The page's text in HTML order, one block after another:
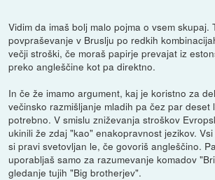
Vidim da imaš bolj malo pojma o vsem skupaj.
povpraševanje v Bruslju po redkih
večji stroški, če moraš papirje prevajat iz
preko angleščine kot pa direktno.
In če že imamo argument, kaj je koristno za
večinsko razmišljanje mladih pa čez par
potrebno. V smislu zniževanja stroškov
ukinili že zdaj "kao" enakopravnost jezikov.
si pravi svetovljan le, če govoriš angleščino.
uporabljaš samo za razumevanje komadov
gledanje tujih "Big brotherjev".